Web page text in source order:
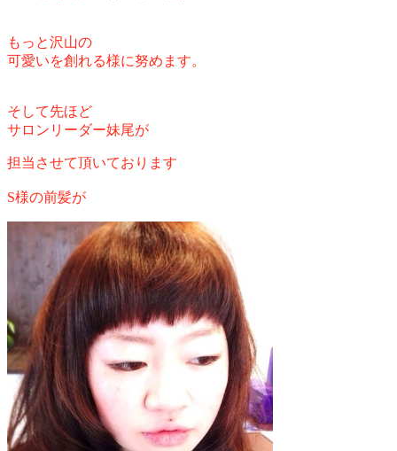
もっと沢山の
可愛いを創れる様に努めます。
そして先ほど
サロンリーダー妹尾が
担当させて頂いております
S様の前髪が